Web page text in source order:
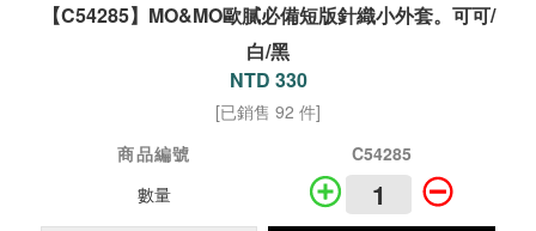
【C54285】MO&MO歐膩必備短版針織小外套。可可/
白/黑
NTD 330
[已銷售 92 件]
商品編號
C54285
數量